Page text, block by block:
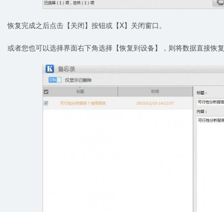
恢复完成之后点击【关闭】按钮或【X】关闭窗口。
或者您也可以选择界面右下角选择【恢复到设备】，则将数据直接恢